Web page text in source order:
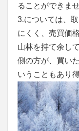
ることができませ
3.については、
にくく、売買価
山林を持て余し
側の方が、買い
いうこともあり得